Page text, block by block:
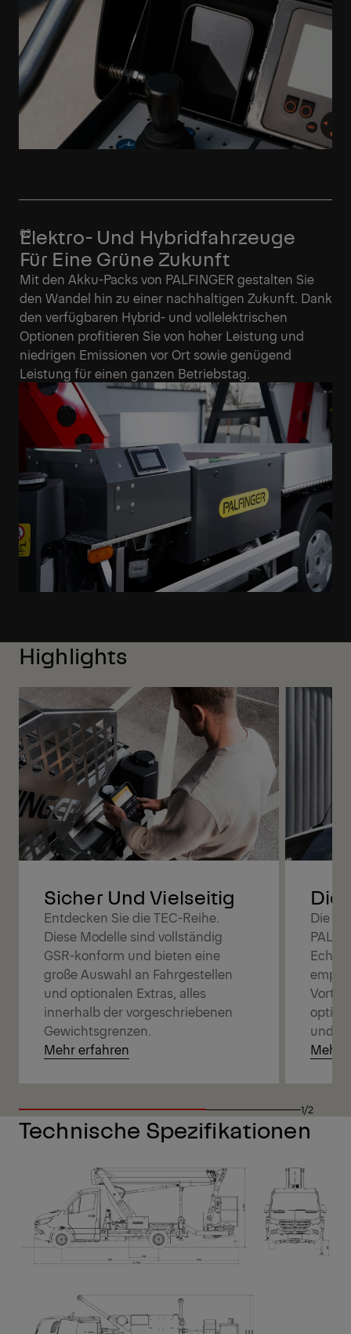
Elektro- Und Hybridfahrzeuge
Für Eine Grüne Zukunft
Mit den Akku-Packs von PALFINGER gestalten Sie
den Wandel hin zu einer nachhaltigen Zukunft. Dank
den verfügbaren Hybrid- und vollelektrischen
Optionen profitieren Sie von hoher Leistung und
niedrigen Emissionen vor Ort sowie genügend
Leistung für einen ganzen Betriebstag.
Highlights
Sicher Und Vielseitig
Entdecken Sie die TEC-Reihe.
Diese Modelle sind vollständig
GSR-konform und bieten eine
große Auswahl an Fahrgestellen
und optionalen Extras, alles
innerhalb der vorgeschriebenen
Gewichtsgrenzen.
Mehr erfahren
Die
und
Mehr
1/2
Technische Spezifikationen